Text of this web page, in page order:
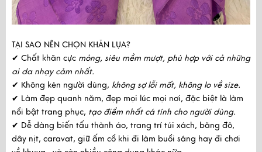
TẠI SAO NÊN CHỌN KHĂN LỤA?
✔ Chất khăn cực mỏng, siêu mềm mượt, phù hợp với cả những
ai da nhạy cảm nhất.
✔ Không kén người dùng, không sợ lỗi mốt, không lo về size.
✔ Làm đẹp quanh năm, đẹp mọi lúc mọi nơi, đặc biệt là làm
nổi bật trang phục, tạo điểm nhất cá tính cho người dùng.
✔ Dễ dàng biến tấu thành áo, trang trí túi xách, băng đô,
dây nịt, caravat, giữ ấm cổ khi đi làm buổi sáng hay đi chơi